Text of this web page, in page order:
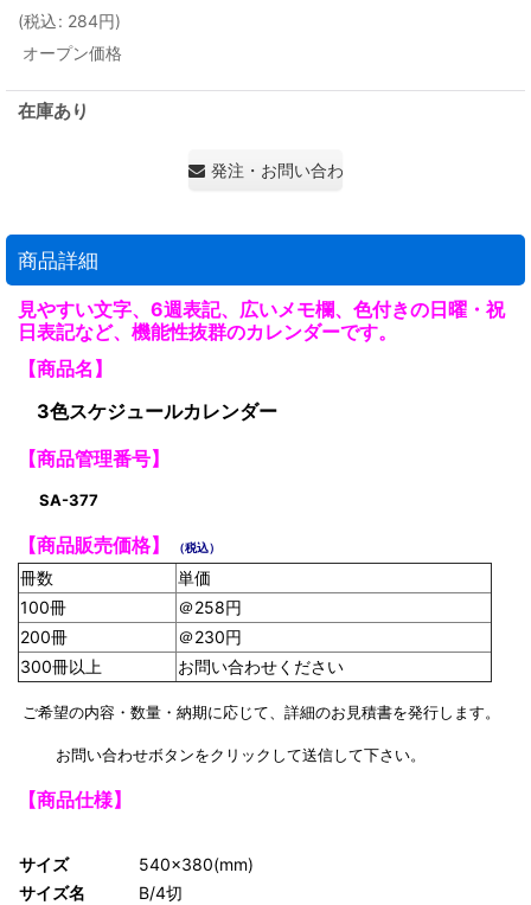
(税込: 284円)
オープン価格
在庫あり
発注・お問い合わせ・見積もり依頼
商品詳細
見やすい文字、6週表記、広いメモ欄、色付きの日曜・祝
日表記など、機能性抜群のカレンダーです。
【商品名】
3色スケジュールカレンダー
【商品管理番号】
SA-377
【商品販売価格】 （税込）
冊数
単価
100冊
＠258円
200冊
＠230円
300冊以上
お問い合わせください
ご希望の内容・数量・納期に応じて、詳細のお見積書を発行します。
お問い合わせボタンをクリックして送信して下さい。
【商品仕様】
サイズ
540×380(mm)
サイズ名
B/4切